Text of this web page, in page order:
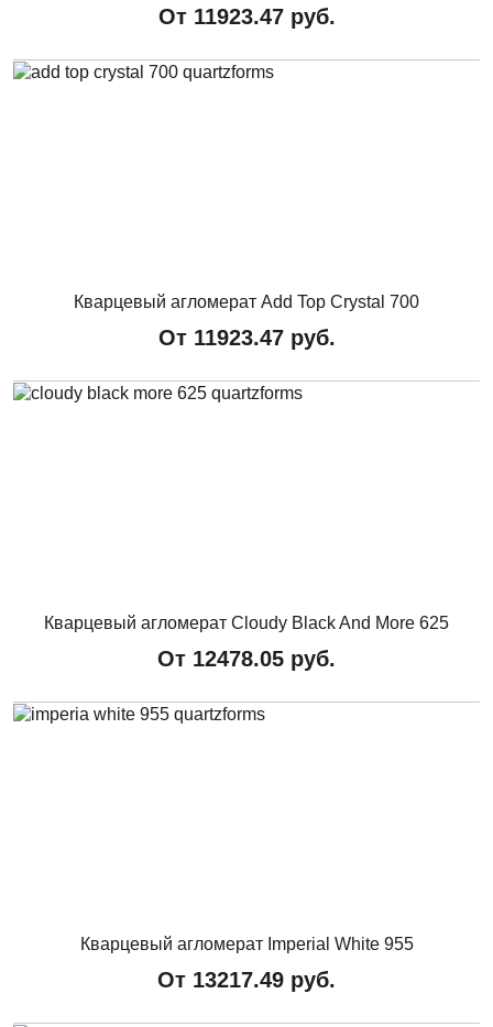
От 11923.47руб.
Кварцевый агломерат Add Top Crystal 700
От 11923.47руб.
Кварцевый агломерат Cloudy Black And More 625
От 12478.05 руб.
Кварцевый агломерат Imperial White 955
От 13217.49 руб.